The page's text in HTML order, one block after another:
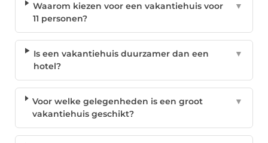
Waarom kiezen voor een vakantiehuis voor
11 personen?
▼
Is een vakantiehuis duurzamer dan een
hotel?
▼
Voor welke gelegenheden is een groot
vakantiehuis geschikt?
▼